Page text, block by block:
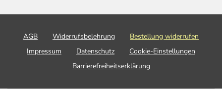
AGB Widerrufsbelehrung
Bestellung widerrufen
Impressum
Datenschutz
Cookie-Einstellungen
Barrierefreiheitserklärung